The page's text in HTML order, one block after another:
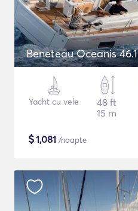
Beneteau Oceanis 46.1
Yacht cu vele
48 ft
15 m
$1,081 /noapte